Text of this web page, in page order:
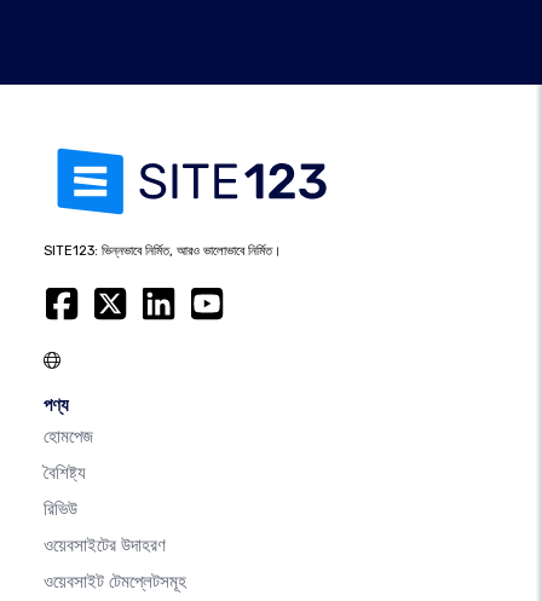
SITE123: ভিন্নভাবে নির্মিত, আরও ভালোভাবে নির্মিত।
পণ্য
হোমপেজ
বৈশিষ্ট্য
রিভিউ
ওয়েবসাইটের উদাহরণ
ওয়েবসাইট টেমপ্লেটসমূহ